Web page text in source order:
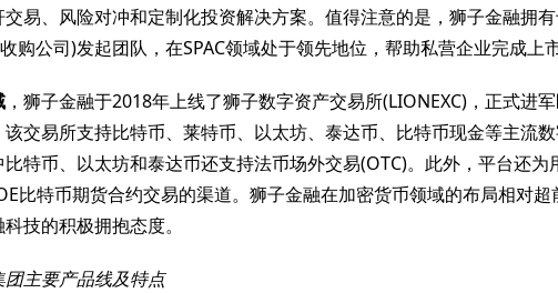
易、风险对冲和定制化投资解决方案。值得注意的是，狮子金融拥
购公司)发起团队，在SPAC领域处于领先地位，帮助私营企业完成上市
，狮子金融于2018年上线了狮子数字资产交易所(LIONEXC)，正式进
交易所支持比特币、莱特币、以太坊、泰达币、比特币现金等主流
特币、以太坊和泰达币还支持法币场外交易(OTC)。此外，平台还为
比特币期货合约交易的渠道。狮子金融在加密货币领域的布局相对超
技的积极拥抱态度。
主要产品线及特点